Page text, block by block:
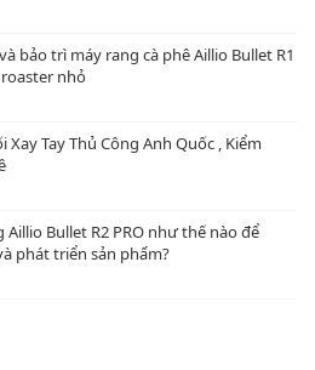
bảo trì máy rang cà phê Aillio Bullet R1
nhỏ
Xay Tay Thủ Công Anh Quốc , Kiểm
Bullet R2 PRO như thế nào để
phát triển sản phẩm?